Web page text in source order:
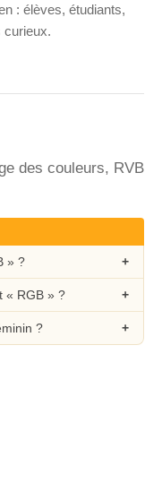
: élèves, étudiants,
curieux.
des couleurs, RVB
» ?
« RGB » ?
?